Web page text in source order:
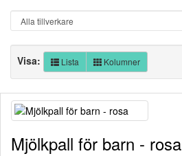
Visa: Lista Kolumner
Mjölkpall för barn - rosa